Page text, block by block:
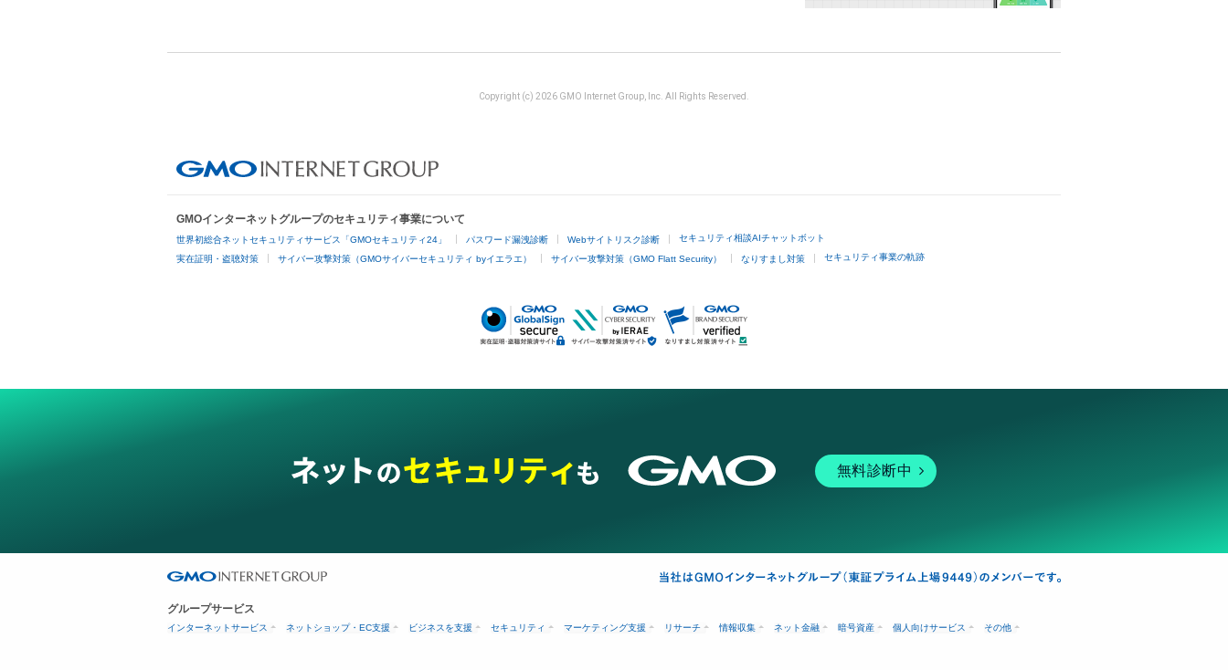
Copyright (c) 2026 GMO Internet Group, Inc. All Rights Reserved.
GMOインターネットグループのセキュリティ事業について
世界初総合ネットセキュリティサービス「GMOセキュリティ24」 パスワード漏洩診断 Webサイトリスク診断 セキュリティ相談AIチャットボット
実在証明・盗聴対策 サイバー攻撃対策（GMOサイバーセキュリティ byイエラエ） サイバー攻撃対策（GMO Flatt Security） なりすまし対策 セキュリティ事業の軌跡
無料診断中
グループサービス
インターネットサービス ネットショップ・EC支援 ビジネスを支援 セキュリティ マーケティング支援 リサーチ 情報収集 ネット金融 暗号資産 個人向けサービス その他